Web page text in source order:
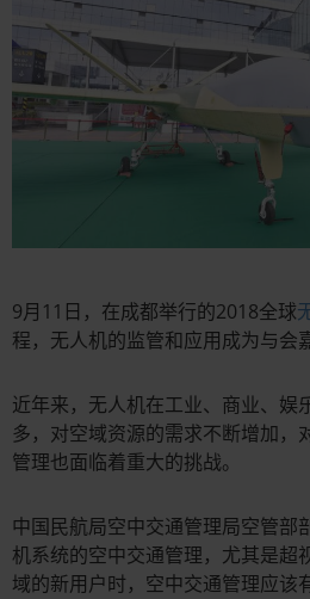
9月11日，在成都举行的2018全球
程，无人机的监管和应用成为与会
近年来，无人机在工业、商业、娱
多，对空域资源的需求不断增加，
管理也面临着重大的挑战。
中国民航局空中交通管理局空管部
机系统的空中交通管理，尤其是超
域的新用户时，空中交通管理应该